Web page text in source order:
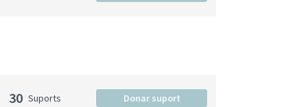
30 Suports Donar suport